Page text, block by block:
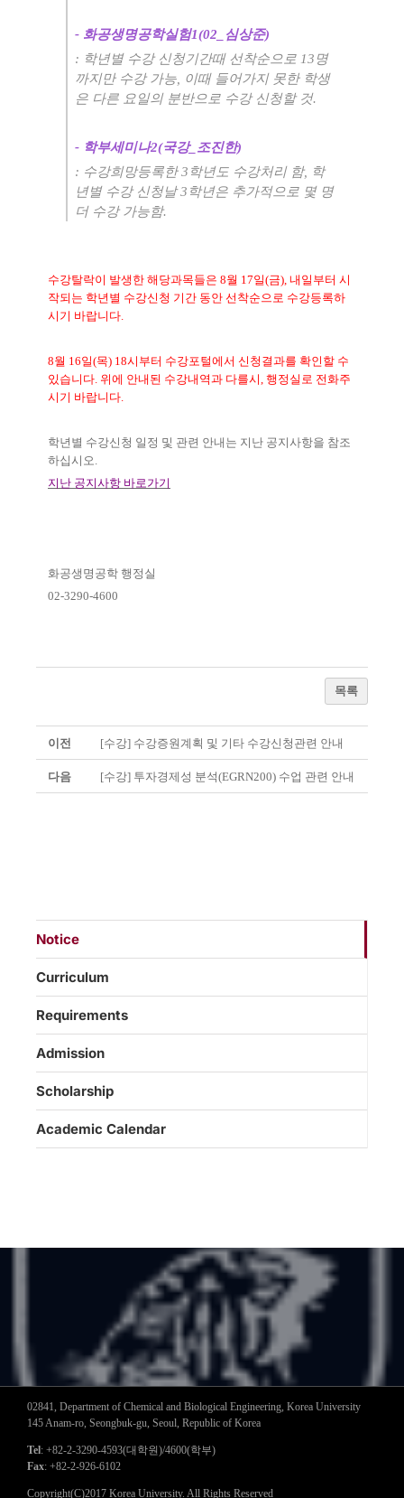
- 화공생명공학실험1(02_ 심상준)
: 학년별 수강 신청기간때 선착순으로 13 명
까지만 수강 가능
이때 들어가지 못한 학생
은 다른 요일의 분반으로 수강 신청할 것.
- 학부세미나2(국강_ 조진한)
: 수강희망등록한3 학년도 수강처리 함,
학
년별 수강 신청날3 학년은 추가적으로 몇 명
더 수강 가능함.
수강탈락이 발생한 해당과목들은 8월 17일(금), 내일부터 시
작되는 학년별 수강신청 기간 동안 선착순으로 수강등록하
시기 바랍니다
8월 16일(목) 18시부터 수강포털에서 신청결과를 확인할 수
있습니다 위에 안내된 수강내역과 다를시 행정실로 전화주
시기 바랍니다
학년별 수강신청 일정 및 관련 안내는 지난 공지사항을 참조
하십시오
지난 공지사항 바로가기
화공생명공학 행정실
02-3290-4600
목록
이전 [수강] 수강증원계획 및 기타 수강신청관련 안내
다음 [수강] 투자경제성 분석(EGRN200) 수업 관련 안내
Notice
Curriculum
Requirements
Admission
Scholarship
Academic Calendar
02841, Department of Chemical and Biological Engineering, Korea University
145 Anam-ro, Seongbuk-gu, Seoul, Republic of Korea
Tel: +82-2-3290-4593(대학원)/4600(학부)
Fax: +82-2-926-6102
Copyright(C)2017 Korea University. All Rights Reserved